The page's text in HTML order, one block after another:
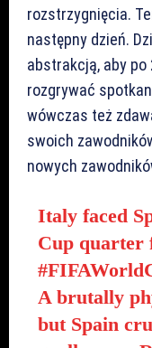
rozstrzygnięcia.
następny dzień.
abstrakcją, aby
rozgrywać
wówczas też
swoich
nowych
Italy faced
Cup quarter
A brutally
but Spain